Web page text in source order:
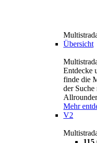
Übersicht
Entdecke
finde die
der Suche
Mehr
V2